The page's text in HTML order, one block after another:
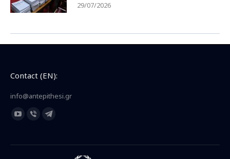
29/07/2026
Contact (EN):
info@antepithesi.gr
Find us on:
YouTube
opens
Viber
opens
Telegram
opens